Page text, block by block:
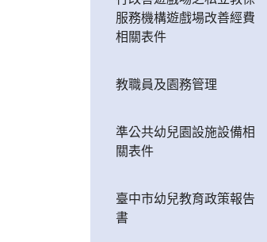
服務機構遊戲場改善經費
相關表件
教職員及園務管理
準公共幼兒園設施設備相
關表件
臺中市幼兒教育政策報告
書